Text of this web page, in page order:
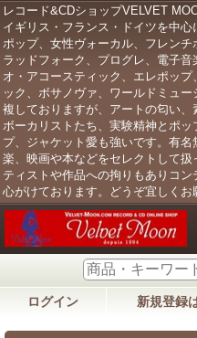
レコード&CDショップVELVET
イギリス・フランス・ドイツを中
ポップ、女性ヴォーカル、フレンチ
ラッドフォーク、プログレ、電子
オ・アコースティック、エレポッ
ック、ボサノヴァ、ワールドミュ
複しておりますが、アートの匂い
ボーカリストたち、実験精神とポッ
プ、ジャケット愛も強いです。有
楽、映画や本などをセレクトして
ティストや作品への拘りもありコ
心がけております。どうぞ宜しくお
ログイン 新規登録